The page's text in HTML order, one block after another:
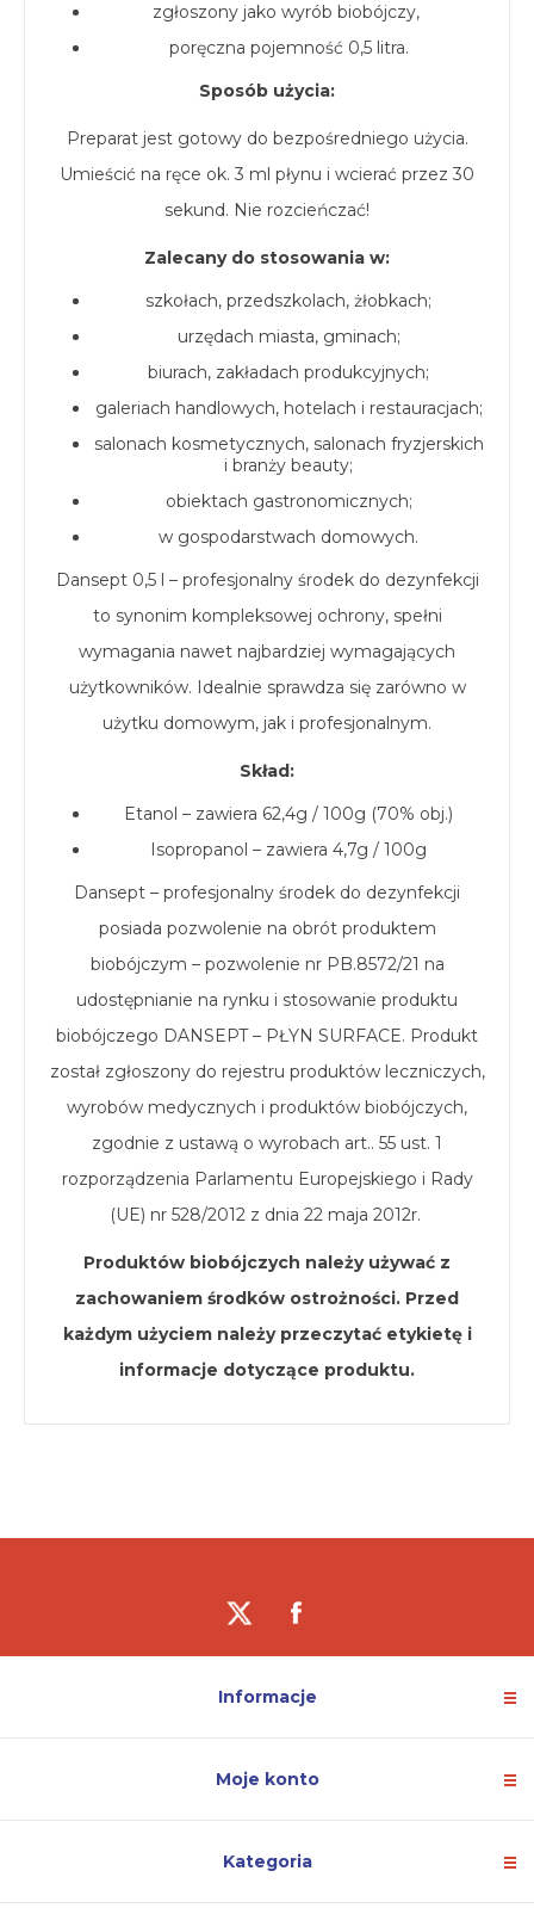
zgłoszony jako wyrób biobójczy,
poręczna pojemność 0,5 litra.
Sposób użycia:
Preparat jest gotowy do bezpośredniego użycia.
Umieścić na ręce ok. 3 ml płynu i wcierać przez 30
sekund. Nie rozcieńczać!
Zalecany do stosowania w:
szkołach, przedszkolach, żłobkach;
urzędach miasta, gminach;
biurach, zakładach produkcyjnych;
galeriach handlowych, hotelach i restauracjach;
salonach kosmetycznych, salonach fryzjerskich
i branży beauty;
obiektach gastronomicznych;
w gospodarstwach domowych.
Dansept 0,5 l – profesjonalny środek do dezynfekcji
to synonim kompleksowej ochrony, spełni
wymagania nawet najbardziej wymagających
użytkowników. Idealnie sprawdza się zarówno w
użytku domowym, jak i profesjonalnym.
Skład:
Etanol – zawiera 62,4g / 100g (70% obj.)
Isopropanol – zawiera 4,7g / 100g
Dansept – profesjonalny środek do dezynfekcji
posiada pozwolenie na obrót produktem
biobójczym – pozwolenie nr PB.8572/21 na
udostępnianie na rynku i stosowanie produktu
biobójczego DANSEPT – PŁYN SURFACE. Produkt
został zgłoszony do rejestru produktów leczniczych,
wyrobów medycznych i produktów biobójczych,
zgodnie z ustawą o wyrobach art.. 55 ust. 1
rozporządzenia Parlamentu Europejskiego i Rady
(UE) nr 528/2012 z dnia 22 maja 2012r.
Produktów biobójczych należy używać z
zachowaniem środków ostrożności. Przed
każdym użyciem należy przeczytać etykietę i
informacje dotyczące produktu.
Informacje
Moje konto
Kategoria